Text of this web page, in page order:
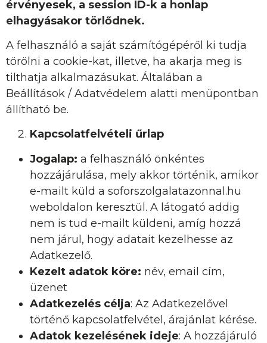
érvényesek, a session ID-k a honlap
elhagyásakor törlődnek.
A felhasználó a saját számítógépéről ki tudja
törölni a cookie-kat, illetve, ha akarja meg is
tilthatja alkalmazásukat. Általában a
Beállítások / Adatvédelem alatti menüpontban
állítható be.
Kapcsolatfelvételi űrlap
Jogalap: a felhasználó önkéntes
hozzájárulása, mely akkor történik, amikor
e-mailt küld a soforszolgalatazonnal.hu
weboldalon keresztül. A látogató addig
nem is tud e-mailt küldeni, amíg hozzá
nem járul, hogy adatait kezelhesse az
Adatkezelő.
Kezelt adatok köre: név, email cím,
üzenet
Adatkezelés célja: Az Adatkezelővel
történő kapcsolatfelvétel, árajánlat kérése.
Adatok kezelésének ideje: A hozzájáruló